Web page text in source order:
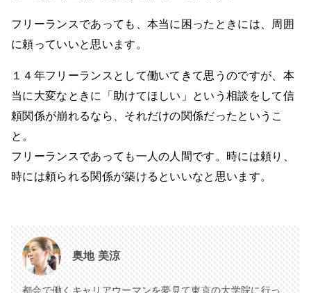
フリーランスであっても、本当に困ったときには、周囲
に頼っていいと思います。
１４年フリーランスとして働いてきて思うのですが、本
当に大変なときに「助けてほしい」という相談をして信
頼関係が崩れるなら、それだけの関係だったというこ
と。
フリーランスであっても一人の人間です。時には頼り、
時には頼られる関係が築けるといいなと思います。
奥地 美涼
都会で働くキャリアウーマンを夢見て東京の大学院に行っ